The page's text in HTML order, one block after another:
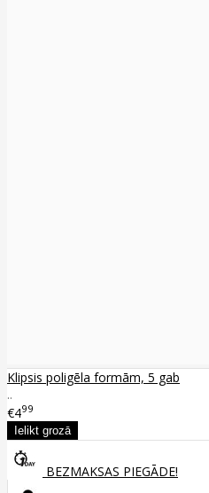
Klipsis poligēla formām, 5 gab
..
€499
BEZMAKSAS PIEGĀDE!